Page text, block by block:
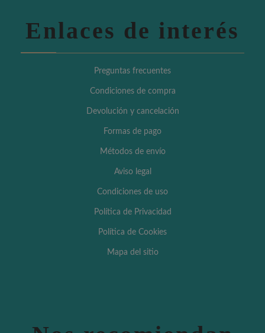
Enlaces de interés
Preguntas frecuentes
Condiciones de compra
Devolución y cancelación
Formas de pago
Métodos de envío
Aviso legal
Condiciones de uso
Política de Privacidad
Política de Cookies
Mapa del sitio